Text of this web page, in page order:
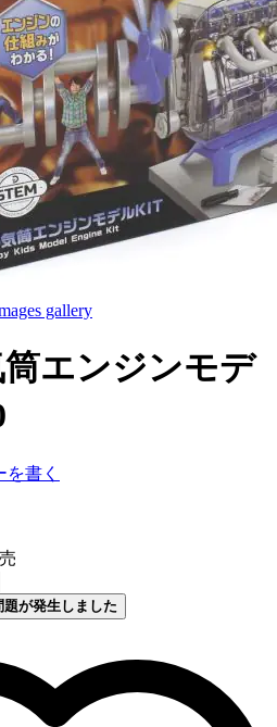
gallery
筒エンジンモデ
書く
題が発生しました